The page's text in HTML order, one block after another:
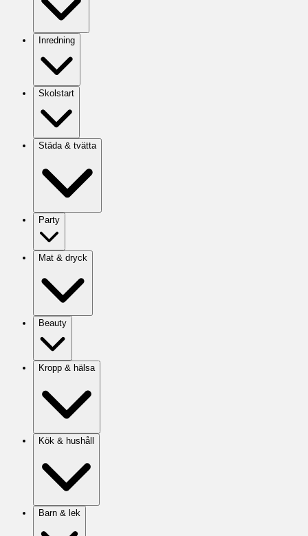
Inredning
Skolstart
Städa & tvätta
Party
Mat & dryck
Beauty
Kropp & hälsa
Kök & hushåll
Barn & lek